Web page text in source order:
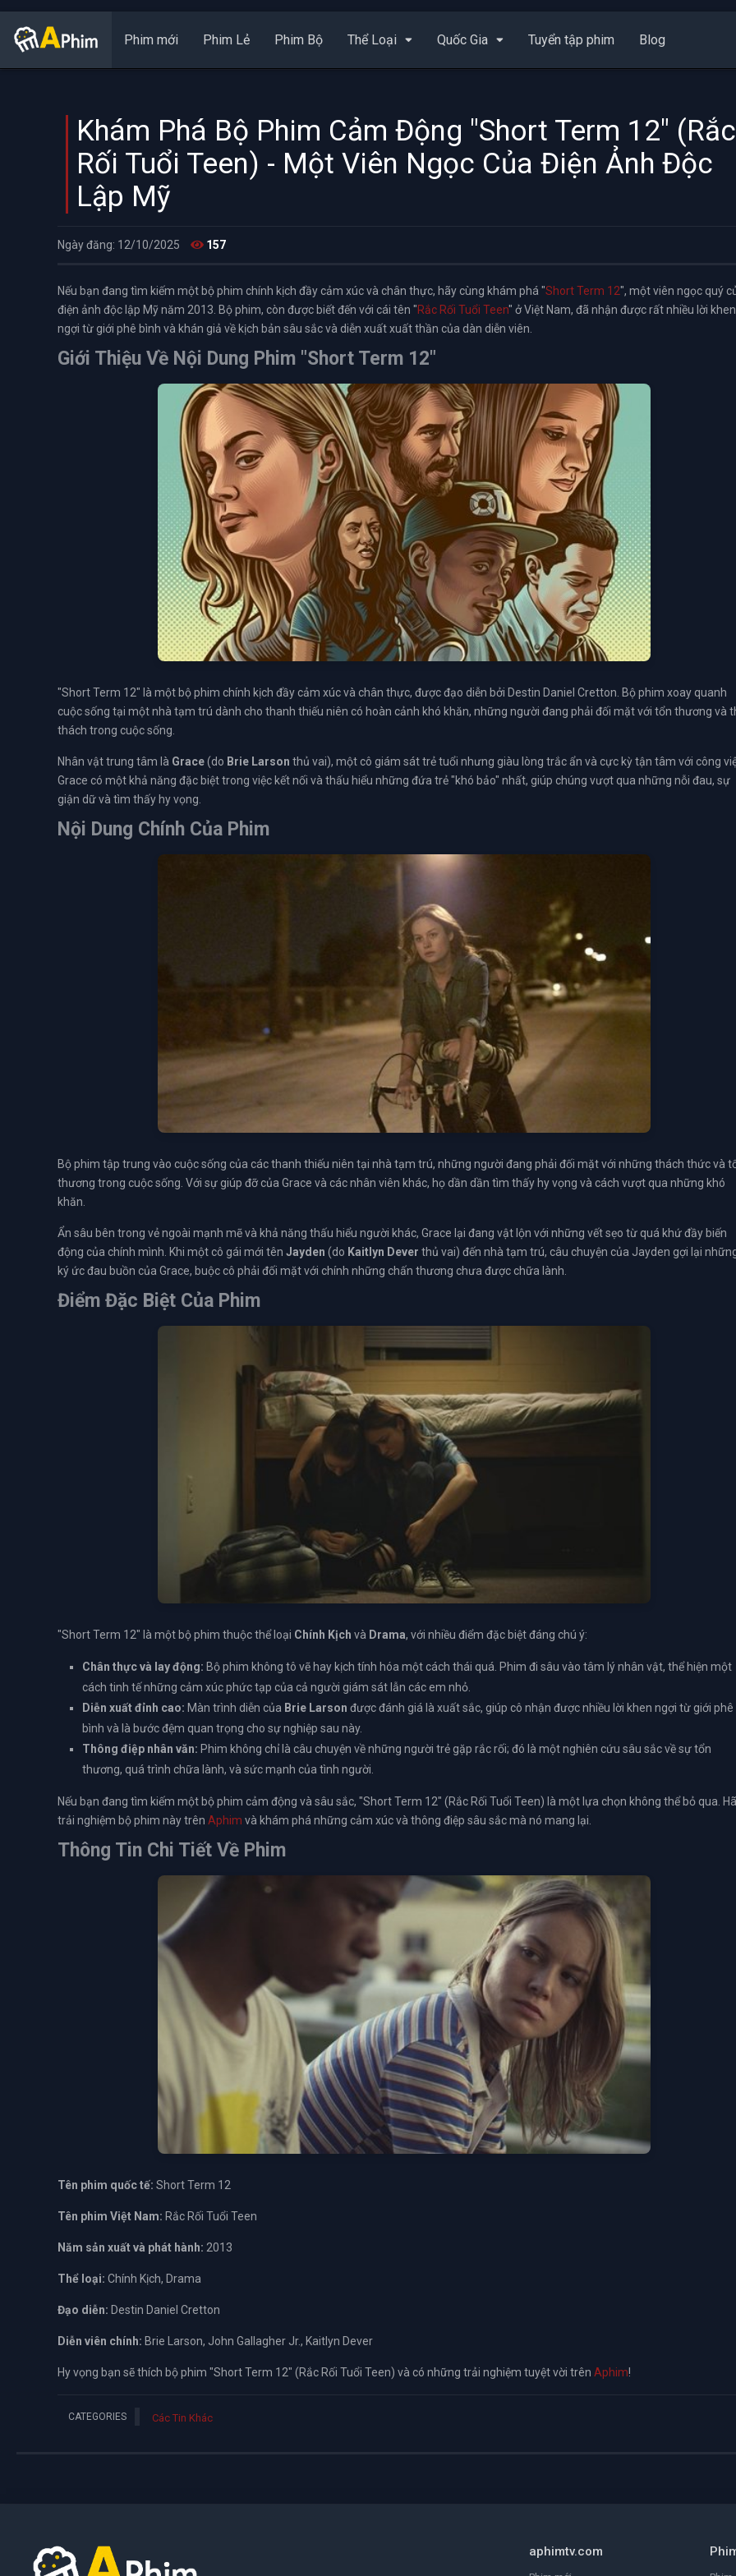
Phim mới Phim Lẻ Phim Bộ Thể Loại Quốc Gia Tuyển tập phim Blog
Khám Phá Bộ Phim Cảm Động "Short Term 12" (Rắc
Rối Tuổi Teen) - Một Viên Ngọc Của Điện Ảnh Độc
Lập Mỹ
Ngày đăng: 12/10/2025 157
Nếu bạn đang tìm kiếm một bộ phim chính kịch đầy cảm xúc và chân thực, hãy cùng khám phá "Short Term 12", một viên ngọc quý
điện ảnh độc lập Mỹ năm 2013. Bộ phim, còn được biết đến với cái tên "Rắc Rối Tuổi Teen" ở Việt Nam, đã nhận được rất nhiều lời khen
ngợi từ giới phê bình và khán giả về kịch bản sâu sắc và diễn xuất xuất thần của dàn diễn viên.
Giới Thiệu Về Nội Dung Phim "Short Term 12"
"Short Term 12" là một bộ phim chính kịch đầy cảm xúc và chân thực, được đạo diễn bởi Destin Daniel Cretton. Bộ phim xoay quanh
cuộc sống tại một nhà tạm trú dành cho thanh thiếu niên có hoàn cảnh khó khăn, những người đang phải đối mặt với tổn thương và
thách trong cuộc sống.
Nhân vật trung tâm là Grace(do Brie Larson thủ vai), một cô giám sát trẻ tuổi nhưng giàu lòng trắc ẩn và cực kỳ tận tâm với công
Grace có một khả năng đặc biệt trong việc kết nối và thấu hiểu những đứa trẻ "khó bảo" nhất, giúp chúng vượt qua những nỗi đau, sự
giận dữ và tìm thấy hy vọng.
Nội Dung Chính Của Phim
Bộ phim tập trung vào cuộc sống của các thanh thiếu niên tại nhà tạm trú, những người đang phải đối mặt với những thách thức và
thương trong cuộc sống. Với sự giúp đỡ của Grace và các nhân viên khác, họ dần dần tìm thấy hy vọng và cách vượt qua những khó
khăn.
Ẩn sâu bên trong vẻ ngoài mạnh mẽ và khả năng thấu hiểu người khác, Grace lại đang vật lộn với những vết sẹo từ quá khứ đầy biến
động của chính mình. Khi một cô gái mới tên Jayden (do Kaitlyn Dever thủ vai) đến nhà tạm trú, câu chuyện của Jayden gợi lại
ký ức đau buồn của Grace, buộc cô phải đối mặt với chính những chấn thương chưa được chữa lành.
Điểm Đặc Biệt Của Phim
"Short Term 12" là một bộ phim thuộc thể loại Chính Kịch và Drama, với nhiều điểm đặc biệt đáng chú ý:
Chân thực và lay động: Bộ phim không tô vẽ hay kịch tính hóa một cách thái quá. Phim đi sâu vào tâm lý nhân vật, thể hiện một
cách tinh tế những cảm xúc phức tạp của cả người giám sát lẫn các em nhỏ.
Diễn xuất đỉnh cao: Màn trình diễn của Brie Larson được đánh giá là xuất sắc, giúp cô nhận được nhiều lời khen ngợi từ giới phê
bình và là bước đệm quan trọng cho sự nghiệp sau này.
Thông điệp nhân văn: Phim không chỉ là câu chuyện về những người trẻ gặp rắc rối; đó là một nghiên cứu sâu sắc về sự tổn
thương, quá trình chữa lành, và sức mạnh của tình người.
Nếu bạn đang tìm kiếm một bộ phim cảm động và sâu sắc, "Short Term 12" (Rắc Rối Tuổi Teen) là một lựa chọn không thể bỏ qua.
trải nghiệm bộ phim này trên Aphim và khám phá những cảm xúc và thông điệp sâu sắc mà nó mang lại.
Thông Tin Chi Tiết Về Phim
Tên phim quốc tế: Short Term 12
Tên phim Việt Nam: Rắc Rối Tuổi Teen
Năm sản xuất và phát hành: 2013
Thể loại: Chính Kịch, Drama
Đạo diễn: Destin Daniel Cretton
Diễn viên chính: Brie Larson, John Gallagher Jr., Kaitlyn Dever
Hy vọng bạn sẽ thích bộ phim "Short Term 12" (Rắc Rối Tuổi Teen) và có những trải nghiệm tuyệt vời trên Aphim!
CATEGORIES Các Tin Khác
aphimtv.com